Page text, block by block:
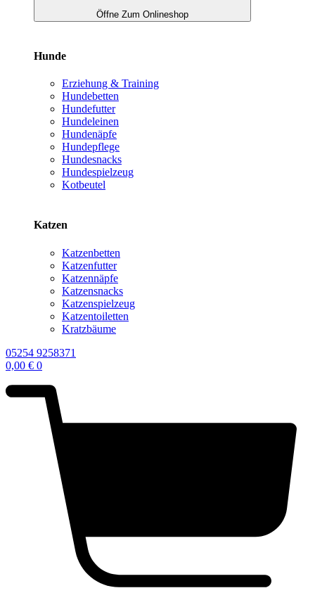
Öffne Zum Onlineshop
Hunde
Erziehung & Training
Hundebetten
Hundefutter
Hundeleinen
Hundenäpfe
Hundepflege
Hundesnacks
Hundespielzeug
Kotbeutel
Katzen
Katzenbetten
Katzenfutter
Katzennäpfe
Katzensnacks
Katzenspielzeug
Katzentoiletten
Kratzbäume
05254 9258371
0,00 € 0